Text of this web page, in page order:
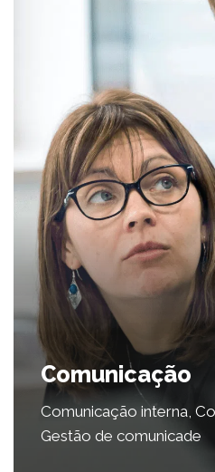
Comunicação
Comunicação interna,
Gestão de comunicade